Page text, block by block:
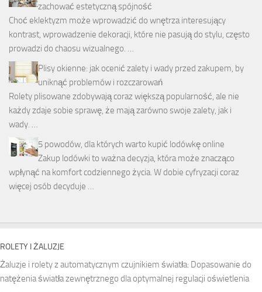
zachować estetyczną spójność
Choć eklektyzm może wprowadzić do wnętrza interesujący
kontrast, wprowadzenie dekoracji, które nie pasują do stylu, często
prowadzi do chaosu wizualnego. …
Plisy okienne: jak ocenić zalety i wady przed zakupem, by
uniknąć problemów i rozczarowań
Rolety plisowane zdobywają coraz większą popularność, ale nie
każdy zdaje sobie sprawę, że mają zarówno swoje zalety, jak i
wady. …
5 powodów, dla których warto kupić lodówkę online
Zakup lodówki to ważna decyzja, która może znacząco
wpłynąć na komfort codziennego życia. W dobie cyfryzacji coraz
więcej osób decyduje …
ROLETY I ŻALUZJE
Żaluzje i rolety z automatycznym czujnikiem światła: Dopasowanie do
natężenia światła zewnętrznego dla optymalnej regulacji oświetlenia